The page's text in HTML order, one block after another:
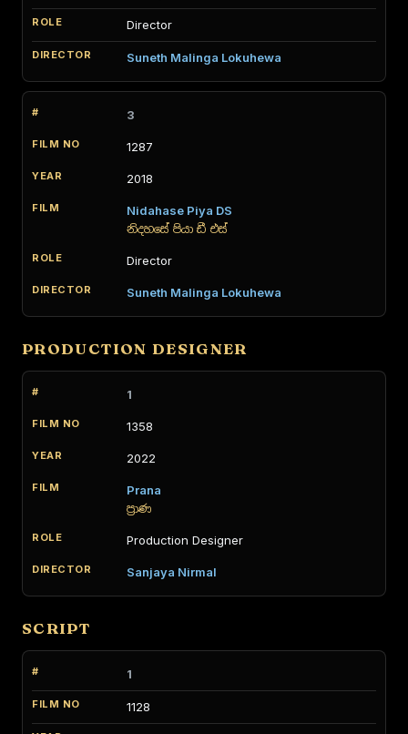
Director
Suneth Malinga Lokuhewa
3
1287
2018
Nidahase Piya DS
නිදහසේ පියා ඩී එස්
Director
Suneth Malinga Lokuhewa
PRODUCTION DESIGNER
1
1358
2022
Prana
ප්‍රාණ
Production Designer
Sanjaya Nirmal
SCRIPT
1
1128